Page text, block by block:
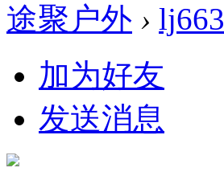
途聚户外 › lj663
加为好友
发送消息